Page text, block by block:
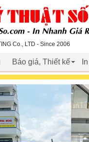
Co., LTD - Since 2006
Báo giá, Thiết kế